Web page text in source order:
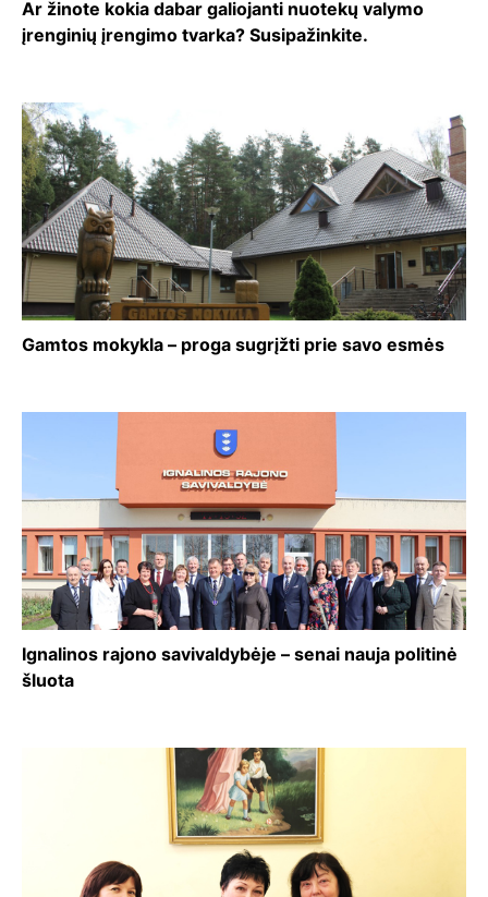
Ar žinote kokia dabar galiojanti nuotekų valymo
įrenginių įrengimo tvarka? Susipažinkite.
Gamtos mokykla – proga sugrįžti prie savo esmės
Ignalinos rajono savivaldybėje – senai nauja politinė
šluota